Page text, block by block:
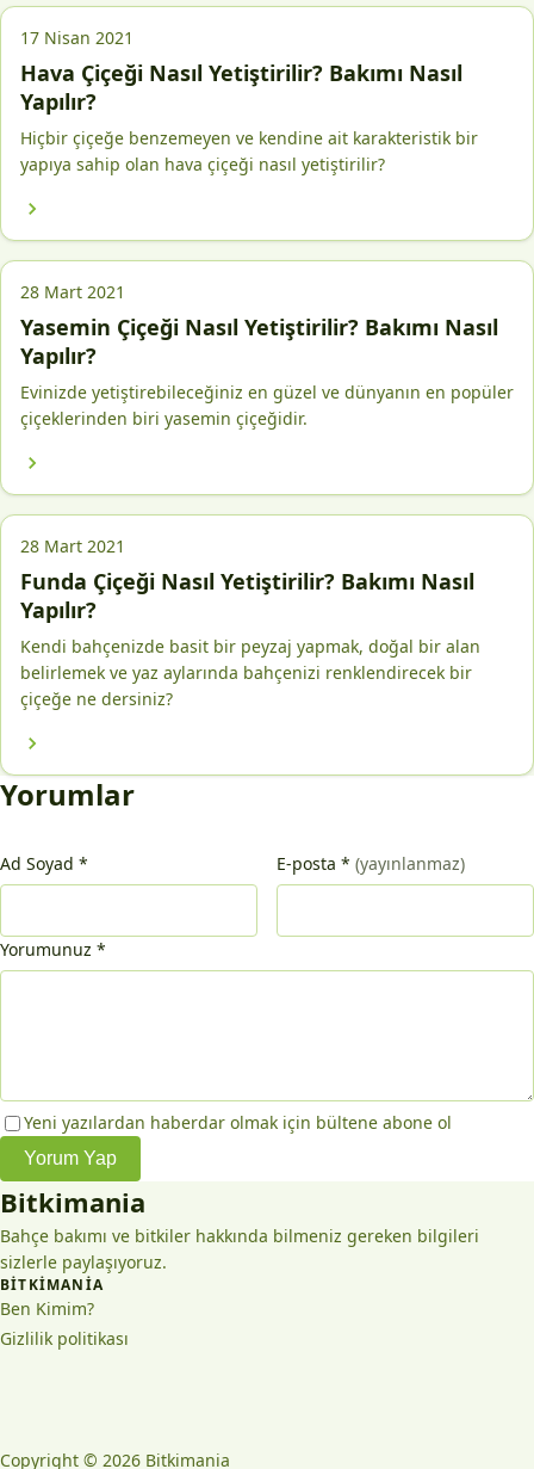
17 Nisan 2021
Hava Çiçeği Nasıl Yetiştirilir? Bakımı Nasıl
Yapılır?
Hiçbir çiçeğe benzemeyen ve kendine ait karakteristik bir
yapıya sahip olan hava çiçeği nasıl yetiştirilir?
28 Mart 2021
Yasemin Çiçeği Nasıl Yetiştirilir? Bakımı Nasıl
Yapılır?
Evinizde yetiştirebileceğiniz en güzel ve dünyanın en popüler
çiçeklerinden biri yasemin çiçeğidir.
28 Mart 2021
Funda Çiçeği Nasıl Yetiştirilir? Bakımı Nasıl
Yapılır?
Kendi bahçenizde basit bir peyzaj yapmak, doğal bir alan
belirlemek ve yaz aylarında bahçenizi renklendirecek bir
çiçeğe ne dersiniz?
Yorumlar
Ad Soyad * E-posta * (yayınlanmaz)
Yorumunuz *
Yeni yazılardan haberdar olmak için bültene abone ol
Yorum Yap
Bitkimania
Bahçe bakımı ve bitkiler hakkında bilmeniz gereken bilgileri
sizlerle paylaşıyoruz.
BITKIMANIA
Ben Kimim?
Gizlilik politikası
Copyright © 2026 Bitkimania